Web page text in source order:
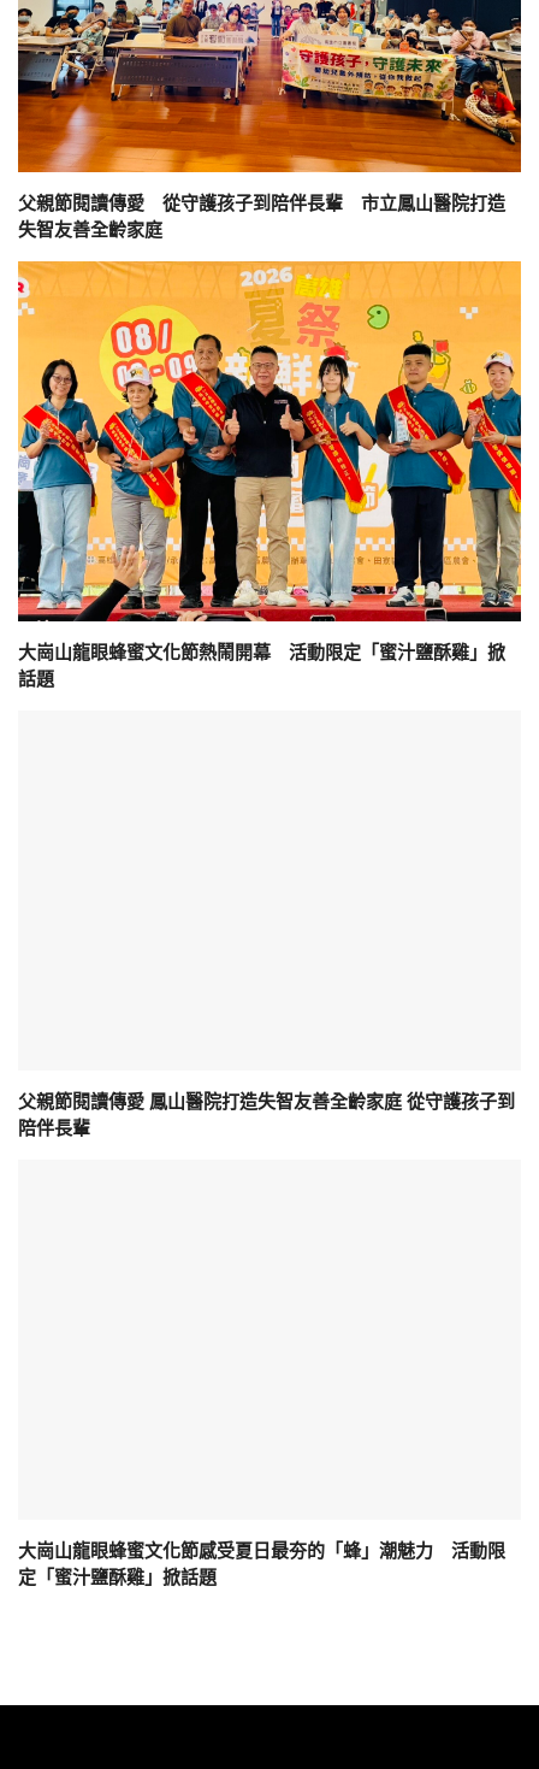
父親節閱讀傳愛 從守護孩子到陪伴長輩 市立鳳山醫院打造
失智友善全齡家庭
大崗山龍眼蜂蜜文化節熱鬧開幕 活動限定「蜜汁鹽酥雞」掀
話題
父親節閱讀傳愛 鳳山醫院打造失智友善全齡家庭 從守護孩子到
陪伴長輩
大崗山龍眼蜂蜜文化節感受夏日最夯的「蜂」潮魅力 活動限
定「蜜汁鹽酥雞」掀話題